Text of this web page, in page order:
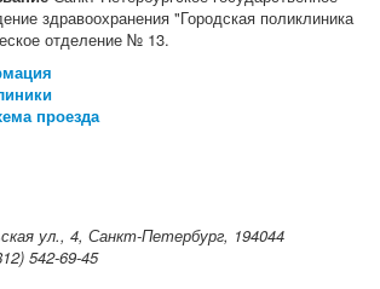
учреждениях
здравоохранения "Городская поликлиника
отделение № 13.
проезда
ул., 4, Санкт-Петербург, 194044
542-69-45